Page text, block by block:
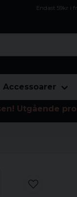
Endast 59kr i
Accessoarer
Utgående